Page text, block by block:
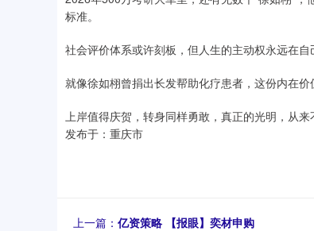
标准。
社会评价体系或许刻板，但人生的主动权永远在自
就像徐如栩曾捐出长发帮助化疗患者，这份内在价
上岸值得庆贺，转身同样勇敢，真正的光明，从
发布于：重庆市
上一篇： 亿资策略 【报眼】奕材申购